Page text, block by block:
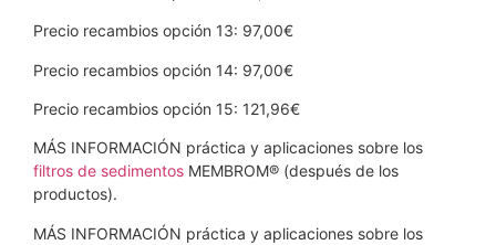
Precio recambios opción 13: 97,00€
Precio recambios opción 14: 97,00€
Precio recambios opción 15: 121,96€
MÁS INFORMACIÓN práctica y aplicaciones sobre los
filtros de sedimentos MEMBROM® (después de los
productos).
MÁS INFORMACIÓN práctica y aplicaciones sobre los